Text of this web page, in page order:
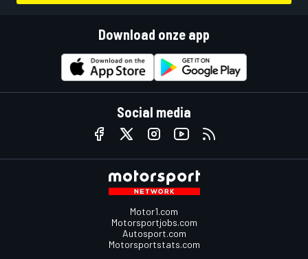
Download onze app
Social media
Motor1.com
Motorsportjobs.com
Autosport.com
Motorsportstats.com